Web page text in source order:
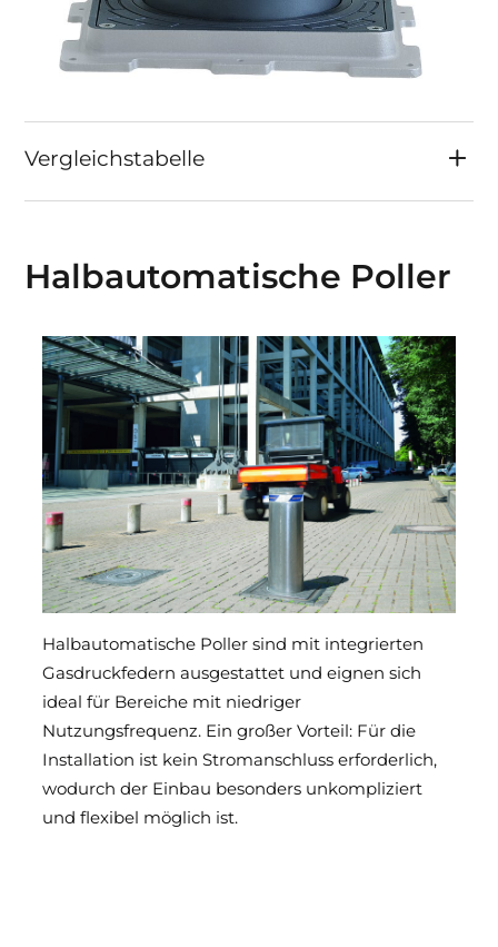
Vergleichstabelle
Halb­automatische Poller
Halbautomatische Poller sind mit integrierten
Gasdruckfedern ausgestattet und eignen sich
ideal für Bereiche mit niedriger
Nutzungsfrequenz. Ein großer Vorteil: Für die
Installation ist kein Stromanschluss erforderlich,
wodurch der Einbau besonders unkompliziert
und flexibel möglich ist.